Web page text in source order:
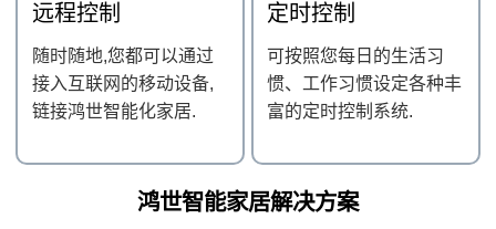
远程控制
随时随地,您都可以通过
接入互联网的移动设备,
链接鸿世智能化家居.
定时控制
可按照您每日的生活习
惯、工作习惯设定各种丰
富的定时控制系统.
鸿世智能家居解决方案